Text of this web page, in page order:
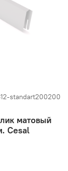
standart200200
матовый
Cesal